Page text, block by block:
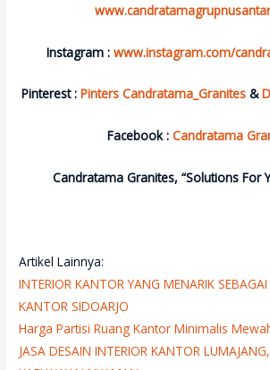
Instagram : www.instagram.com/
Pinterest : Pinters Candratama_Granites &
Facebook : Candratama
Candratama Granites, “Solutions For
Artikel Lainnya:
INTERIOR KANTOR YANG MENARIK
KANTOR SIDOARJO
Harga Partisi Ruang Kantor Minimalis
JASA DESAIN INTERIOR KANTOR